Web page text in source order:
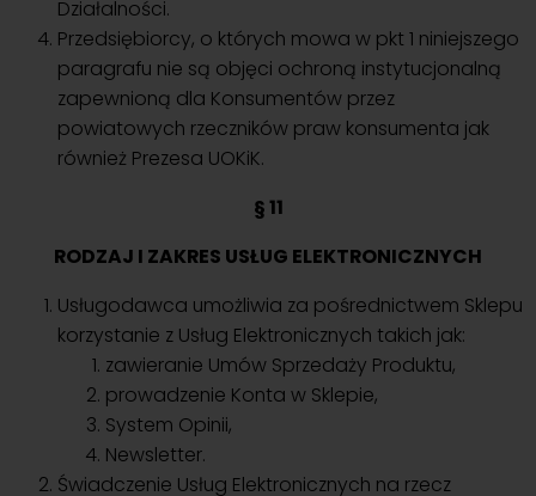
Działalności.
Przedsiębiorcy, o których mowa w pkt 1 niniejszego
paragrafu nie są objęci ochroną instytucjonalną
zapewnioną dla Konsumentów przez
powiatowych rzeczników praw konsumenta jak
również Prezesa UOKiK.
§ 11
RODZAJ I ZAKRES USŁUG ELEKTRONICZNYCH
Usługodawca umożliwia za pośrednictwem Sklepu
korzystanie z Usług Elektronicznych takich jak:
zawieranie Umów Sprzedaży Produktu,
prowadzenie Konta w Sklepie,
System Opinii,
Newsletter.
Świadczenie Usług Elektronicznych na rzecz